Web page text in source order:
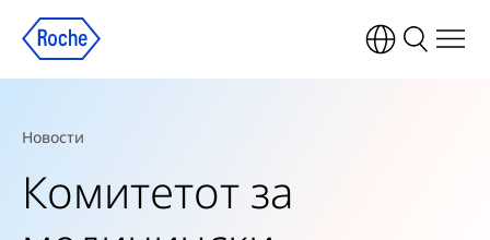
Новости
Комитетот за